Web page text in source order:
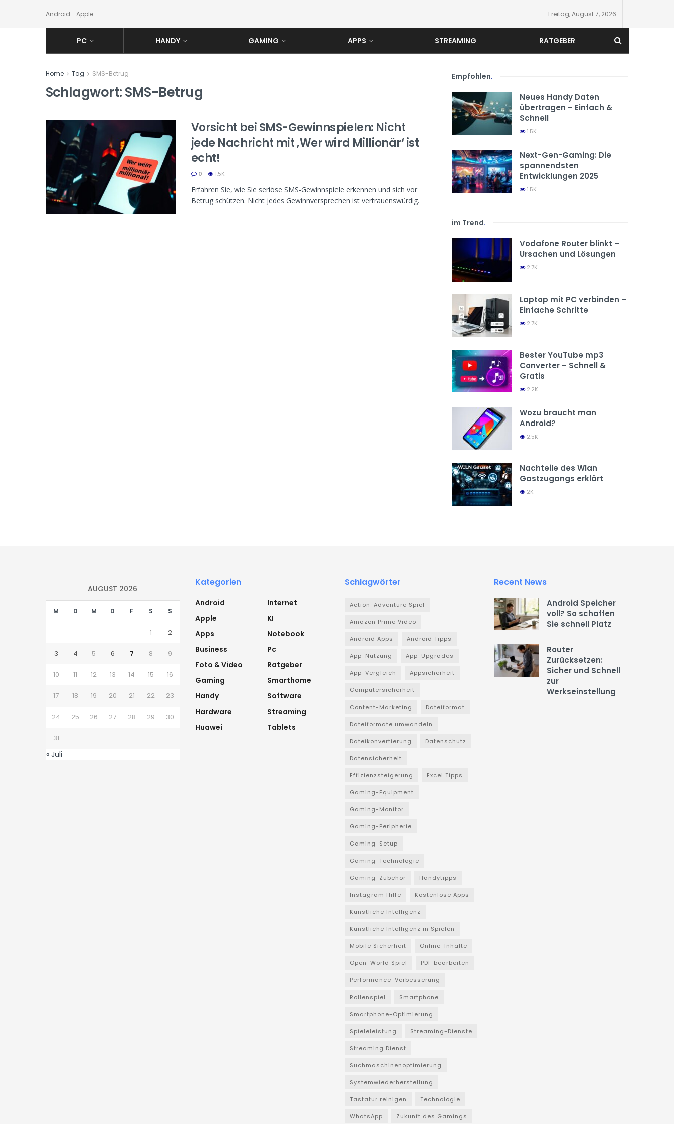
Android Apple Freitag, August 7, 2026
PC HANDY GAMING APPS STREAMING RATGEBER
Home Tag SMS-Betrug
Schlagwort:SMS-Betrug
Vorsicht bei SMS-Gewinnspielen: Nicht
jede Nachricht mit ‚Wer wird Millionär‘ ist
echt!
0 1.5K
Erfahren Sie, wie Sie seriöse SMS-Gewinnspiele erkennen und sich vor
Betrug schützen. Nicht jedes Gewinnversprechen ist vertrauenswürdig.
Empfohlen.
Neues Handy Daten
übertragen – Einfach &
Schnell
1.5K
Next-Gen-Gaming: Die
spannendsten
Entwicklungen 2025
1.5K
im Trend.
Vodafone Router blinkt –
Ursachen und Lösungen
2.7K
Laptop mit PC verbinden –
Einfache Schritte
2.7K
Bester YouTube mp3
Converter – Schnell &
Gratis
2.2K
Wozu braucht man
Android?
2.5K
Nachteile des Wlan
Gastzugangs erklärt
2K
AUGUST 2026
M D M D F S S
1 2
3 4 5 6 7 8 9
10 11 12 13 14 15 16
17 18 19 20 21 22 23
24 25 26 27 28 29 30
31
« Juli
Kategorien
Android
Apple
Apps
Business
Foto & Video
Gaming
Handy
Hardware
Huawei
Internet
KI
Notebook
Pc
Ratgeber
Smarthome
Software
Streaming
Tablets
Schlagwörter
Action-Adventure Spiel
Amazon Prime Video
Android Apps Android Tipps
App-Nutzung App-Upgrades
App-Vergleich Appsicherheit
Computersicherheit
Content-Marketing Dateiformat
Dateiformate umwandeln
Dateikonvertierung Datenschutz
Datensicherheit
Effizienzsteigerung Excel Tipps
Gaming-Equipment
Gaming-Monitor
Gaming-Peripherie
Gaming-Setup
Gaming-Technologie
Gaming-Zubehör Handytipps
Instagram Hilfe Kostenlose Apps
Künstliche Intelligenz
Künstliche Intelligenz in Spielen
Mobile Sicherheit Online-Inhalte
Open-World Spiel PDF bearbeiten
Performance-Verbesserung
Rollenspiel Smartphone
Smartphone-Optimierung
Spieleleistung Streaming-Dienste
Streaming Dienst
Suchmaschinenoptimierung
Systemwiederherstellung
Tastatur reinigen Technologie
WhatsApp Zukunft des Gamings
Recent News
Android Speicher
voll? So schaffen
Sie schnell Platz
Router
Zurücksetzen:
Sicher und Schnell
zur
Werkseinstellung